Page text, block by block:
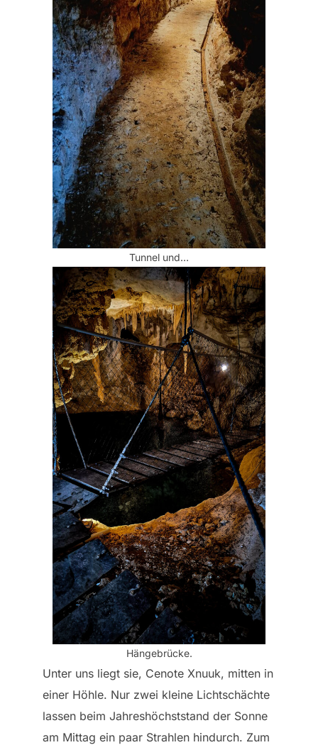
Tunnel und…
Hängebrücke.
Unter uns liegt sie, Cenote Xnuuk, mitten in
einer Höhle. Nur zwei kleine Lichtschächte
lassen beim Jahreshöchststand der Sonne
am Mittag ein paar Strahlen hindurch. Zum